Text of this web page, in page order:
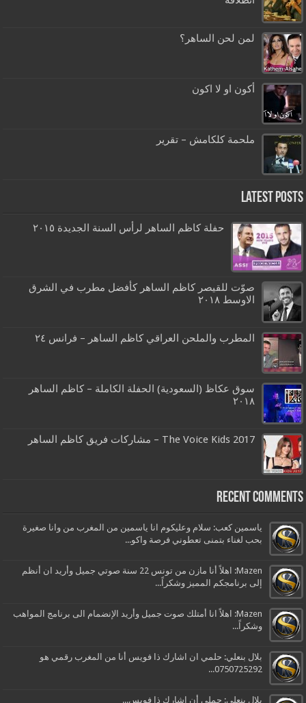
لمن لحن الساهر؟
أكون او لا اكون
ملحمة كلكامش – تقرير
Latest Posts
حفلة كاظم الساهر لرأس السنة الجديدة ٢٠١٥
صوّت للقيصر كاظم الساهر كأفضل مطرب في الشرق
الاوسط ٢٠١٨
المطرب والملحن العراقي كاظم الساهر – فرانس ٢٤
سوق عكاظ (السعودية) الحفلة الكاملة – كاظم الساهر
٢٠١٨
The Voice Kids 2017 – مشاركات فريق كاظم الساهر
Recent Comments
ياسمين كعب: سلام وعليكوم انا ياسمين من المغرب من وانا صغيرة
بحب لغناء بتمنى تعطوني فرصة واكو...
Mazen: اهلاً أنا مازن من تونس 22 سنة صوتي جميل وأريد ان أنظم
إلى برنامجكم المميز وشكراً...
Mazen: اهلاً انا أمتلك صوت جميل وأريد الإنضمام الى برنامج المواهب
وشكراً...
بلال بنعلي: حلمي ان اشارك ذا فويس أنا من المغرب رقمي هو
0750725292...
بلال بنعلي: حملي أن اشارك ذا فويس...